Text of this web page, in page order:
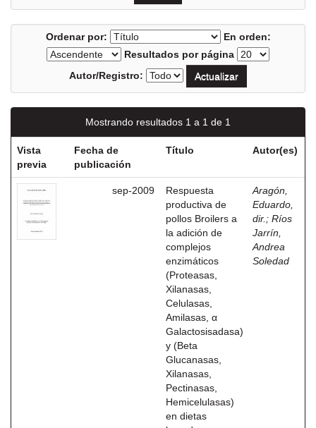
Ordenar por:
En orden:
Resultados por página
Autor/Registro:
Mostrando resultados 1 a 1 de 1
Vista
previa
Fecha de
publicación
Título Autor(es)
sep-2009
Respuesta
productiva de
pollos Broilers a
la adición de
complejos
enzimáticos
(Proteasas,
Xilanasas,
Celulasas,
Amilasas, α
Galactosisadasa)
y (Beta
Glucanasas,
Xilanasas,
Pectinasas,
Hemicelulasas)
en dietas
Aragón,
Eduardo,
dir. ; Ríos
Jarrín,
Andrea
Soledad